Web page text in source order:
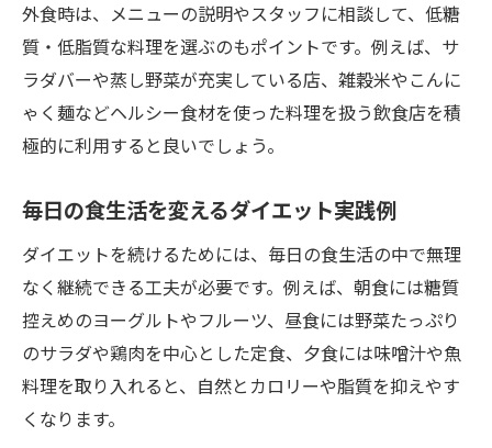
外食時は、メニューの説明やスタッフに相談して、低糖
質・低脂質な料理を選ぶのもポイントです。例えば、サ
ラダバーや蒸し野菜が充実している店、雑穀米やこんに
ゃく麺などヘルシー食材を使った料理を扱う飲食店を積
極的に利用すると良いでしょう。
毎日の食生活を変えるダイエット実践例
ダイエットを続けるためには、毎日の食生活の中で無理
なく継続できる工夫が必要です。例えば、朝食には糖質
控えめのヨーグルトやフルーツ、昼食には野菜たっぷり
のサラダや鶏肉を中心とした定食、夕食には味噌汁や魚
料理を取り入れると、自然とカロリーや脂質を抑えやす
くなります。